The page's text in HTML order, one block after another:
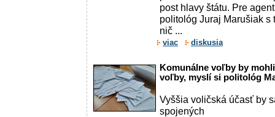
post hlavy štátu. Pre
politológ Juraj Marušiak
nič ...
viac diskusia
Komunálne voľby by
voľby, myslí si politológ
Vyššia voličská účasť by
spojených